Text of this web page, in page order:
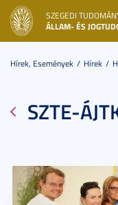
SZEGEDI
ÁLLAM- ÉS
Hírek, Események Hírek
SZTE-